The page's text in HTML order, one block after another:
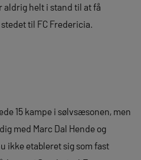
aldrig helt i stand til at få
til FC Fredericia.
15 kampe i sølvsæsonen, men
med Marc Dal Hende og
ikke etableret sig som fast